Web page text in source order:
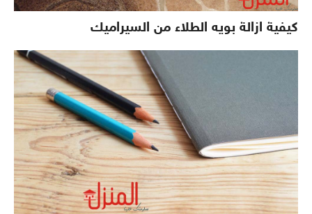
كيفية ازالة بويه الطلاء من السيراميك